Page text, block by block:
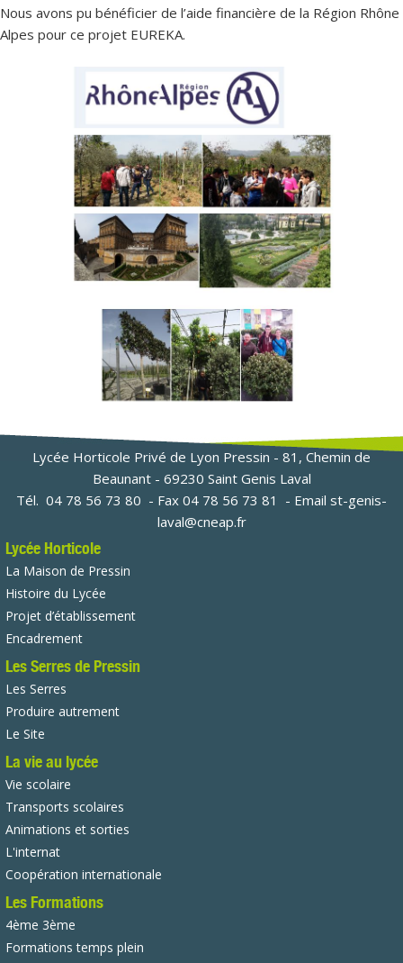
Nous avons pu bénéficier de l’aide financière de la Région Rhône
Alpes pour ce projet EUREKA.
Lycée Horticole Privé de Lyon Pressin - 81, Chemin de
Beaunant - 69230 Saint Genis Laval
Tél. 04 78 56 73 80 - Fax 04 78 56 73 81 - Email st-genis-
laval@cneap.fr
Lycée Horticole
La Maison de Pressin
Histoire du Lycée
Projet d’établissement
Encadrement
Les Serres de Pressin
Les Serres
Produire autrement
Le Site
La vie au lycée
Vie scolaire
Transports scolaires
Animations et sorties
L'internat
Coopération internationale
Les Formations
4ème 3ème
Formations temps plein